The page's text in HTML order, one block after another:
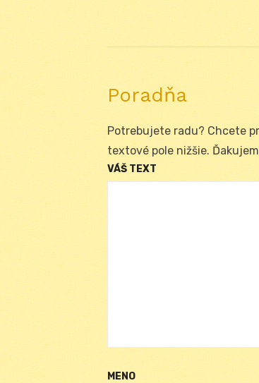
v
článku
Poradňa
Potrebujete radu? Chcete
textové pole nižšie.
VÁŠ TEXT
MENO